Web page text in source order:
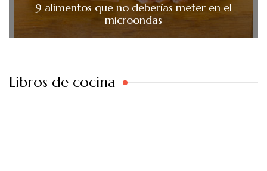
9 alimentos que no deberías meter en el
microondas
Libros de cocina